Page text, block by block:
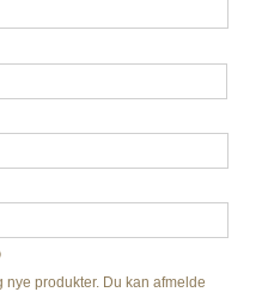
produkter. Du kan afmelde